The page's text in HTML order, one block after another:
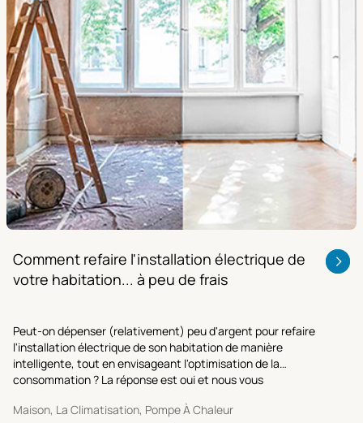
Comment refaire l'installation électrique de
votre habitation... à peu de frais
Peut-on dépenser (relativement) peu d'argent pour refaire
l'installation électrique de son habitation de manière
intelligente, tout en envisageant l'optimisation de la
consommation ? La réponse est oui et nous vous
Maison, La Climatisation, Pompe À Chaleur